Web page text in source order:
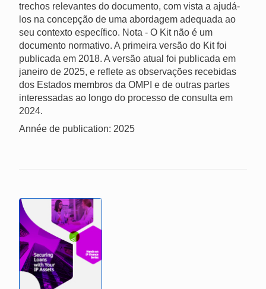
trechos relevantes do documento, com vista a ajudá-
los na concepção de uma abordagem adequada ao
seu contexto específico. Nota - O Kit não é um
documento normativo. A primeira versão do Kit foi
publicada em 2018. A versão atual foi publicada em
janeiro de 2025, e reflete as observações recebidas
dos Estados membros da OMPI e de outras partes
interessadas ao longo do processo de consulta em
2024.
Année de publication: 2025